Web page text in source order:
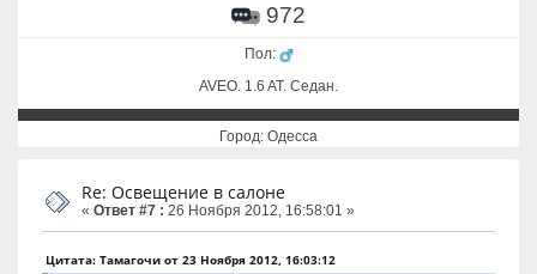
972
Пол:
AVEO. 1.6 AT. Cедан.
Город: Одесса
Re: Освещение в салоне
« Ответ #7 : 26 Ноября 2012, 16:58:01 »
Цитата: Тамагочи от 23 Ноября 2012, 16:03:12